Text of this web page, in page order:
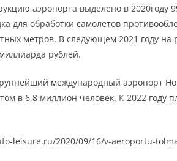
аэропорта выделено в 2020году
для обработки самолетов
метров. В следующем 2021 году на
рублей.
международный аэропорт
в 6,8 миллион человек. К 2022 году
leisure.ru/2020/09/16/v-aeroportu-